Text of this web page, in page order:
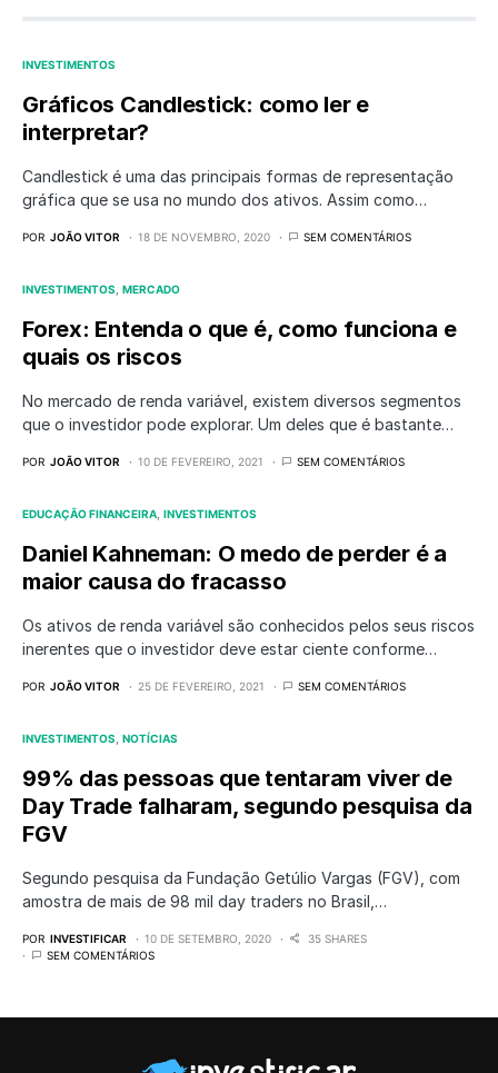
INVESTIMENTOS
Gráficos Candlestick: como ler e
interpretar?
Candlestick é uma das principais formas de representação
gráfica que se usa no mundo dos ativos. Assim como…
POR JOÃO VITOR 18 DE NOVEMBRO, 2020 SEM COMENTÁRIOS
INVESTIMENTOS MERCADO
Forex: Entenda o que é, como funciona e
quais os riscos
No mercado de renda variável, existem diversos segmentos
que o investidor pode explorar. Um deles que é bastante…
POR JOÃO VITOR 10 DE FEVEREIRO, 2021 SEM COMENTÁRIOS
EDUCAÇÃO FINANCEIRA INVESTIMENTOS
Daniel Kahneman: O medo de perder é a
maior causa do fracasso
Os ativos de renda variável são conhecidos pelos seus riscos
inerentes que o investidor deve estar ciente conforme…
POR JOÃO VITOR 25 DE FEVEREIRO, 2021 SEM COMENTÁRIOS
INVESTIMENTOS NOTÍCIAS
99% das pessoas que tentaram viver de
Day Trade falharam, segundo pesquisa da
FGV
Segundo pesquisa da Fundação Getúlio Vargas (FGV), com
amostra de mais de 98 mil day traders no Brasil,…
POR INVESTIFICAR 10 DE SETEMBRO, 2020
35 SHARES
SEM COMENTÁRIOS